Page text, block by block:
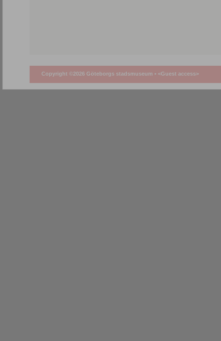
Copyright ©2026 Göteborgs stadsmuseum • <Guest access>